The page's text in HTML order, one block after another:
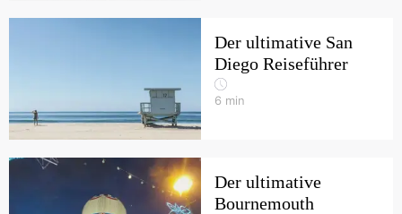
Der ultimative San
Diego Reiseführer
6 min
Der ultimative
Bournemouth